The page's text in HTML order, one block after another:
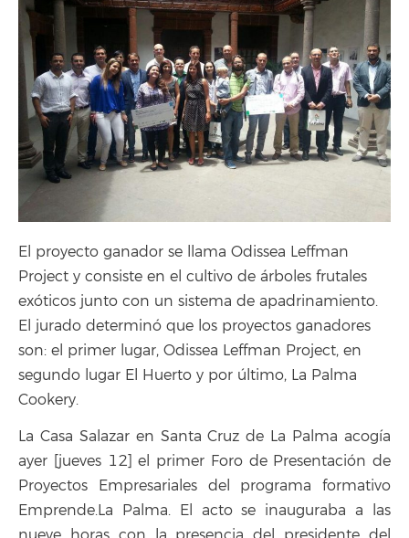
El proyecto ganador se llama Odissea Leffman
Project y consiste en el cultivo de árboles frutales
exóticos junto con un sistema de apadrinamiento.
El jurado determinó que los proyectos ganadores
son: el primer lugar, Odissea Leffman Project, en
segundo lugar El Huerto y por último, La Palma
Cookery.
La Casa Salazar en Santa Cruz de La Palma acogía
ayer [jueves 12] el primer Foro de Presentación de
Proyectos Empresariales del programa formativo
Emprende.La Palma. El acto se inauguraba a las